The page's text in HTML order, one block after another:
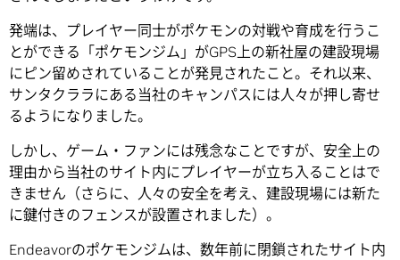
発端は、プレイヤー同士がポケモンの対戦や育成を行うこ
とができる「ポケモンジム」がGPS上の新社屋の建設現場
にピン留めされていることが発見されたこと。それ以来、
サンタクララにある当社のキャンパスには人々が押し寄せ
るようになりました。
しかし、ゲーム・ファンには残念なことですが、安全上の
理由から当社のサイト内にプレイヤーが立ち入ることはで
きません（さらに、人々の安全を考え、建設現場には新た
に鍵付きのフェンスが設置されました）。
Endeavorのポケモンジムは、数年前に閉鎖されたサイト内